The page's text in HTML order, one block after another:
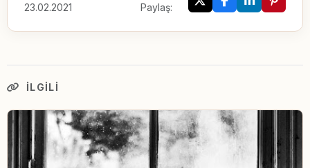
23.02.2021
Paylaş:
İLGILI